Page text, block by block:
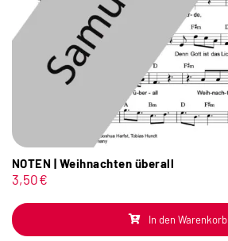
NOTEN | Weihnachten überall
3,50€
In den Warenkorb